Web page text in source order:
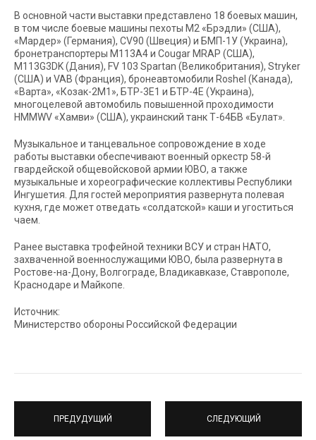
В основной части выставки представлено 18 боевых машин,
в том числе боевые машины пехоты М2 «Брэдли» (США),
«Мардер» (Германия), CV90 (Швеция) и БМП-1У (Украина),
бронетранспортеры М113А4 и Cougar MRAP (США),
М113G3DK (Дания), FV 103 Spartan (Великобритания), Stryker
(США) и VAB (Франция), бронеавтомобили Roshel (Канада),
«Варта», «Козак-2М1», БТР-3Е1 и БТР-4Е (Украина),
многоцелевой автомобиль повышенной проходимости
HMMWV «Хамви» (США), украинский танк Т-64БВ «Булат».
Музыкальное и танцевальное сопровождение в ходе
работы выставки обеспечивают военный оркестр 58-й
гвардейской общевойсковой армии ЮВО, а также
музыкальные и хореографические коллективы Республики
Ингушетия. Для гостей мероприятия развернута полевая
кухня, где может отведать «солдатской» каши и угоститься
чаем.
Ранее выставка трофейной техники ВСУ и стран НАТО,
захваченной военнослужащими ЮВО, была развернута в
Ростове-на-Дону, Волгограде, Владикавказе, Ставрополе,
Краснодаре и Майкопе.
Источник:
Министерство обороны Российской Федерации
ПРЕДУДУЩИЙ СЛЕДУЮЩИЙ